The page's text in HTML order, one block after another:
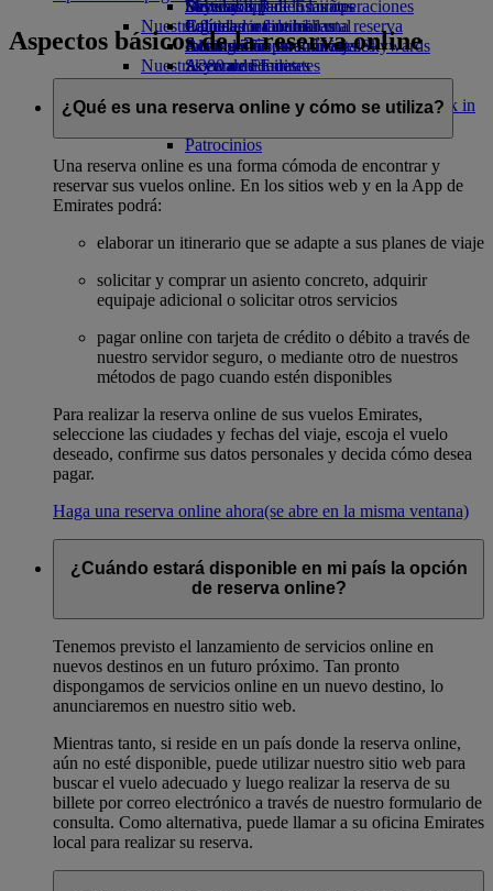
Bebidas
Nuestra flota
Boeing 777
A380 de Emirates
Emirates A350
Emirates Executive
Diversión para los niños
Juguetes infantiles
Actividades para niños
Sostenibilidad en las operaciones
Política medioambiental
Informes medioambientales
Nuestras comunidades
Fundación Emirates AirlineFundación
Emirates Airline Opens an external link in
Patrocinios
Skywards Rail
Calculadora de millas
Inicie sesión en Emirates Skywards
Skywards+
Móvil y app de Emirates
Cancelar o cambiar una reserva
Alteraciones en los viajes
Acerca de Emirates
Aspectos básicos de la reserva online
¿Qué es una reserva online y cómo se utiliza?
Una reserva online es una forma cómoda de encontrar y
reservar sus vuelos online. En los sitios web y en la App de
Emirates podrá:
elaborar un itinerario que se adapte a sus planes de viaje
solicitar y comprar un asiento concreto, adquirir
equipaje adicional o solicitar otros servicios
pagar online con tarjeta de crédito o débito a través de
nuestro servidor seguro, o mediante otro de nuestros
métodos de pago cuando estén disponibles
Para realizar la reserva online de sus vuelos Emirates,
seleccione las ciudades y fechas del viaje, escoja el vuelo
deseado, confirme sus datos personales y decida cómo desea
pagar.
Haga una reserva online ahora(se abre en la misma ventana)
¿Cuándo estará disponible en mi país la opción
de reserva online?
Tenemos previsto el lanzamiento de servicios online en
nuevos destinos en un futuro próximo. Tan pronto
dispongamos de servicios online en un nuevo destino, lo
anunciaremos en nuestro sitio web.
Mientras tanto, si reside en un país donde la reserva online,
aún no esté disponible, puede utilizar nuestro sitio web para
buscar el vuelo adecuado y luego realizar la reserva de su
billete por correo electrónico a través de nuestro formulario de
consulta. Como alternativa, puede llamar a su oficina Emirates
local para realizar su reserva.